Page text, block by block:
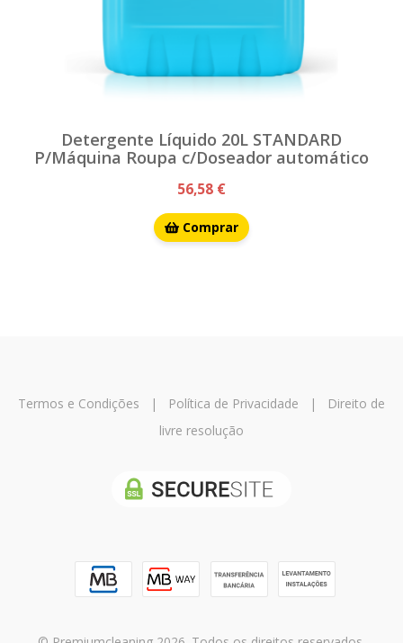
Detergente Líquido 20L STANDARD
P/Máquina Roupa c/Doseador automático
56,58 €
Comprar
Termos e Condições | Política de Privacidade |
Direito de
livre resolução